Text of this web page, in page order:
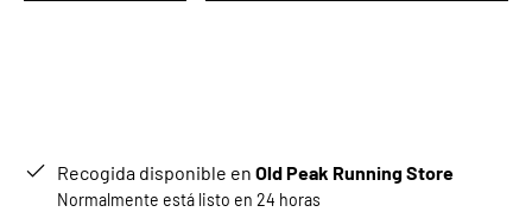
Recogida disponible en Old Peak Running Store
Normalmente está listo en 24 horas